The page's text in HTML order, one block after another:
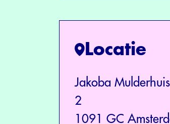
Locatie
Jakoba Mulderhuis
2
1091 GC